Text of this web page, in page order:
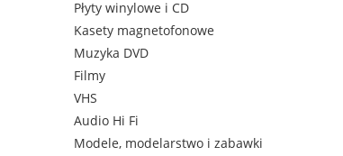
Płyty winylowe i CD
Kasety magnetofonowe
Muzyka DVD
Filmy
VHS
Audio Hi Fi
Modele, modelarstwo i zabawki